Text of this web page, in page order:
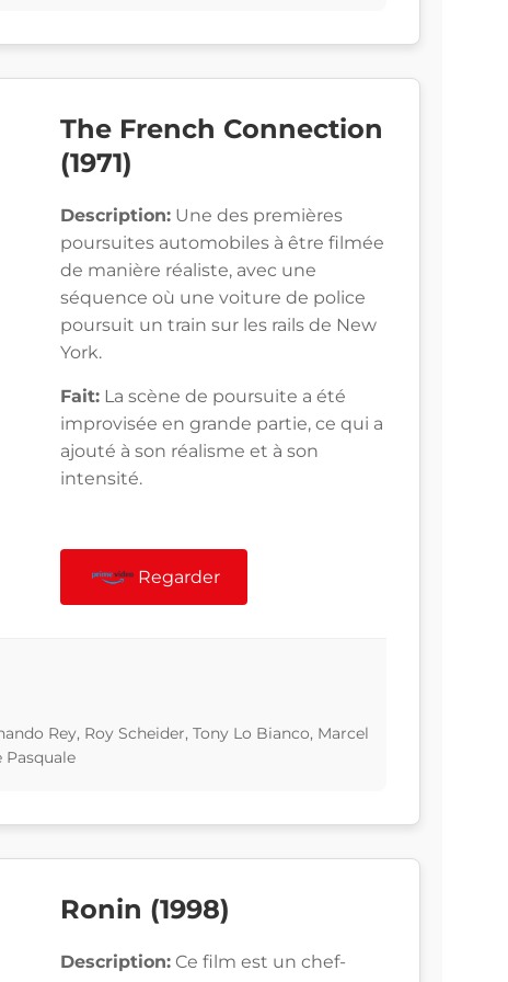
The French Connection
(1971)
Description: Une des premières
poursuites automobiles à être filmée
de manière réaliste, avec une
séquence où une voiture de police
poursuit un train sur les rails de New
York.
Fait: La scène de poursuite a été
improvisée en grande partie, ce qui a
ajouté à son réalisme et à son
intensité.
Regarder
Rey, Roy Scheider, Tony Lo Bianco, Marcel
Pasquale
Ronin (1998)
Description: Ce film est un chef-